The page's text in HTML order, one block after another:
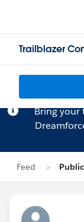
Trailblazer
Bring your
Feed